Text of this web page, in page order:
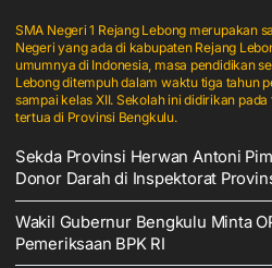
SMA Negeri 1 Rejang Lebong merupakan
Negeri yang ada di kabupaten Rejang
umumnya di Indonesia, masa pendidikan
Lebong ditempuh dalam waktu tiga tahun
sampai kelas XII. Sekolah ini didirikan
tertua di Provinsi Bengkulu.
Sekda Provinsi Herwan Antoni
Donor Darah di Inspektorat
Wakil Gubernur Bengkulu Minta
Pemeriksaan BPK RI